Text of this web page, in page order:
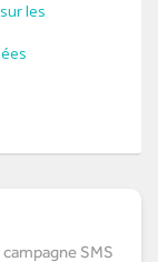
les
SMS